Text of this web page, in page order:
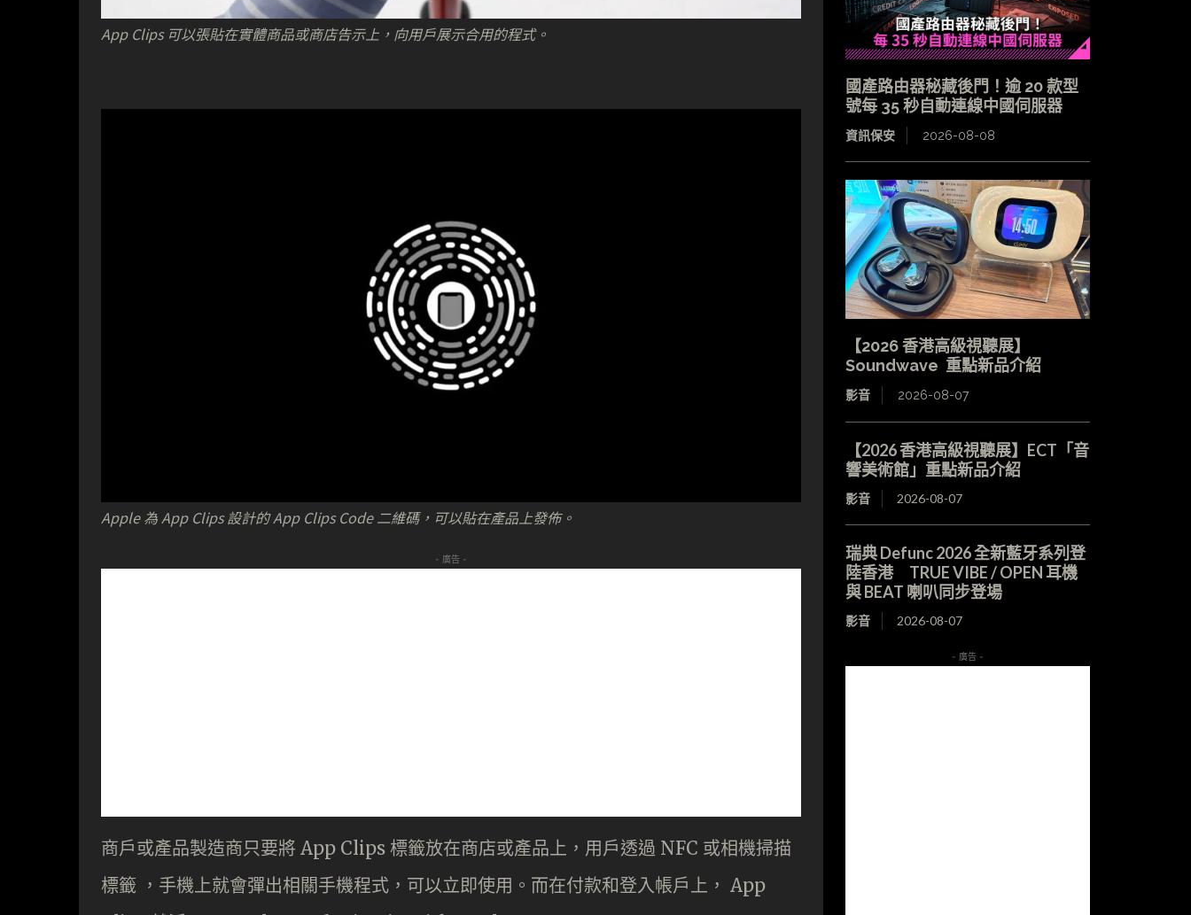
App Clips 可以張貼在實體商品或商店告示上，向用戶展示合用的程式。
Apple 為 App Clips 設計的 App Clips Code 二維碼，可以貼在產品上發佈。
- 廣告 -
商戶或產品製造商只要將 App Clips 標籤放在商店或產品上，用戶透過 NFC 或相機掃描
標籤 ，手機上就會彈出相關手機程式，可以立即使用。而在付款和登入帳戶上， App
國產路由器秘藏後門！逾 20 款型
號每 35 秒自動連線中國伺服器
資訊保安 2026-08-08
【2026 香港高級視聽展】
Soundwave 重點新品介紹
影音 2026-08-07
【2026 香港高級視聽展】ECT「音
響美術館」重點新品介紹
影音 2026-08-07
瑞典 Defunc 2026 全新藍牙系列登
陸香港 TRUE VIBE / OPEN 耳機
與 BEAT 喇叭同步登場
影音 2026-08-07
- 廣告 -